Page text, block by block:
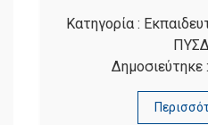
Κατηγορία :
Δημοσιεύτηκε :